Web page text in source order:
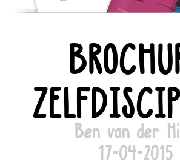
Ben van der
17-04-2015